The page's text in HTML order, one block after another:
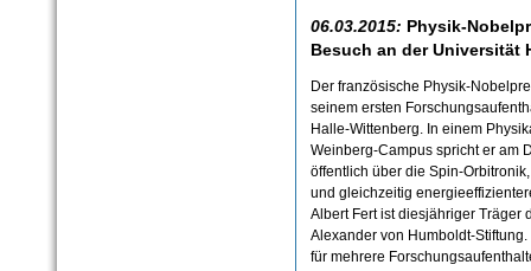
06.03.2015: Physik-
Besuch an der Universität
Der französische Physik-
seinem ersten
Halle-Wittenberg. In einem
Weinberg-Campus spricht er am
öffentlich über die Spin-
und gleichzeitig
Albert Fert ist diesjähriger Träger
Alexander von Humboldt-
für mehrere